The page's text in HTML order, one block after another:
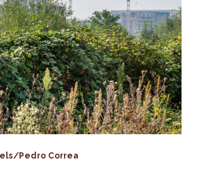
Pedro Correa